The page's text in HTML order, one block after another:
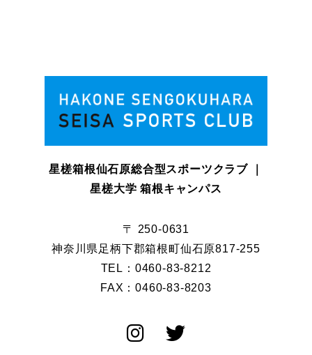
星槎箱根仙石原総合型スポーツクラブ ｜
星槎大学 箱根キャンパス
〒 250-0631
神奈川県足柄下郡箱根町仙石原817-255
TEL：0460-83-8212
FAX：0460-83-8203